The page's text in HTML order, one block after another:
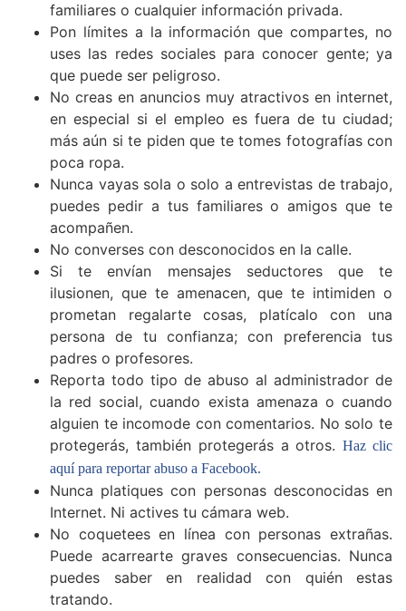
familiares o cualquier información privada.
Pon límites a la información que compartes, no
uses las redes sociales para conocer gente; ya
que puede ser peligroso.
No creas en anuncios muy atractivos en internet,
en especial si el empleo es fuera de tu ciudad;
más aún si te piden que te tomes fotografías con
poca ropa.
Nunca vayas sola o solo a entrevistas de trabajo,
puedes pedir a tus familiares o amigos que te
acompañen.
No converses con desconocidos en la calle.
Si te envían mensajes seductores que te
ilusionen, que te amenacen, que te intimiden o
prometan regalarte cosas, platícalo con una
persona de tu confianza; con preferencia tus
padres o profesores.
Reporta todo tipo de abuso al administrador de
la red social, cuando exista amenaza o cuando
alguien te incomode con comentarios. No solo te
protegerás, también protegerás a otros.Haz clic
aquí para reportar abuso a Facebook.
Nunca platiques con personas desconocidas en
Internet. Ni actives tu cámara web.
No coquetees en línea con personas extrañas.
Puede acarrearte graves consecuencias. Nunca
puedes saber en realidad con quién estas
tratando.